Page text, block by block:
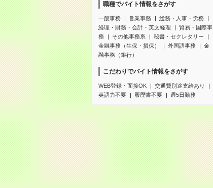
職種でバイト情報をさがす
一般事務 営業事務
総務・人事・労務
経理・財務・会計・英文経理
貿易・国際事
務
その他事務系
秘書・セクレタリー
金融事務（生保・損保）
外国語事務
金
融事務（銀行）
こだわりでバイト情報をさがす
WEB登録・面接OK
交通費別途支給あり
英語力不要
履歴書不要 週5日勤務